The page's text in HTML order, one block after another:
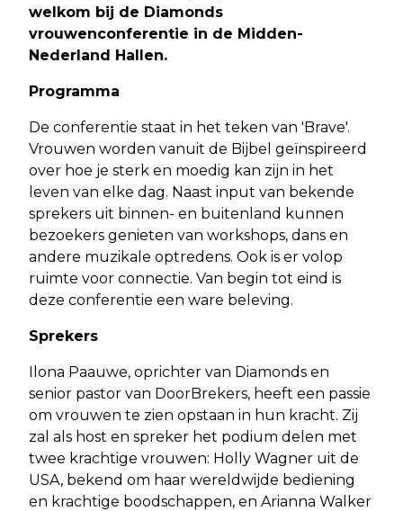
welkom bij de Diamonds
vrouwenconferentie in de Midden-
Nederland Hallen.
Programma
De conferentie staat in het teken van 'Brave'.
Vrouwen worden vanuit de Bijbel geïnspireerd
over hoe je sterk en moedig kan zijn in het
leven van elke dag. Naast input van bekende
sprekers uit binnen- en buitenland kunnen
bezoekers genieten van workshops, dans en
andere muzikale optredens. Ook is er volop
ruimte voor connectie. Van begin tot eind is
deze conferentie een ware beleving.
Sprekers
Ilona Paauwe, oprichter van Diamonds en
senior pastor van DoorBrekers, heeft een passie
om vrouwen te zien opstaan in hun kracht. Zij
zal als host en spreker het podium delen met
twee krachtige vrouwen: Holly Wagner uit de
USA, bekend om haar wereldwijde bediening
en krachtige boodschappen, en Arianna Walker